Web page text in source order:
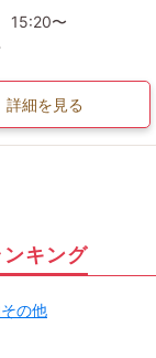
15:20〜
詳細を見る
キング
の他